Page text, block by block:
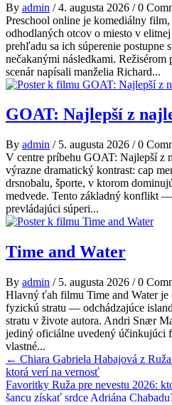
By admin /4. augusta 2026 /0
Preschool online je komediálny
odhodlaných otcov o miesto v
prehľadu sa ich súperenie postupne
nečakanými následkami. Režisérom
scenár napísali manželia Richard...
GOAT: Najlepší z
By admin / 5. augusta 2026 /0
V centre príbehu GOAT: Najlepší z
výrazne dramatický kontrast: cap
drsnobalu, športe, v ktorom
medvede. Tento základný konflikt
prevládajúci súperi...
Time and Water
By admin / 5. augusta 2026 /0
Hlavný ťah filmu Time and Water je
fyzickú stratu — odchádzajúce
stratu v živote autora. Andri Snær
jediný oficiálne uvedený účinkujúci
vlastné...
Post
navigation
← Chiara Gabriela Habajová z
ktorá verí na vernosť
Favoritky Ruža pre nevestu 2026:
šancu získať srdce Adriána